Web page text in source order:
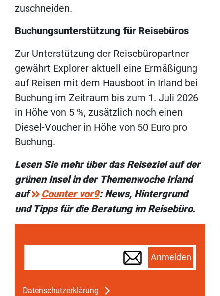
zuschneiden.
Buchungsunterstützung für Reisebüros
Zur Unterstützung der Reisebüropartner
gewährt Explorer aktuell eine Ermäßigung
auf Reisen mit dem Hausboot in Irland bei
Buchung im Zeitraum bis zum 1. Juli 2026
in Höhe von 5 %, zusätzlich noch einen
Diesel-Voucher in Höhe von 50 Euro pro
Buchung.
Lesen Sie mehr über das Reiseziel auf der
grünen Insel in der Themenwoche Irland
auf
Counter vor9: News, Hintergrund
und Tipps für die Beratung im Reisebüro.
Anmelden
Datenschutzerklärung